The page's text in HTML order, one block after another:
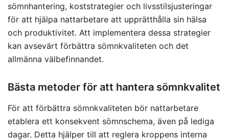
sömnhantering, koststrategier och livsstilsjusteringar
för att hjälpa nattarbetare att upprätthålla sin hälsa
och produktivitet. Att implementera dessa strategier
kan avsevärt förbättra sömnkvaliteten och det
allmänna välbefinnandet.
Bästa metoder för att hantera sömnkvalitet
För att förbättra sömnkvaliteten bör nattarbetare
etablera ett konsekvent sömnschema, även på lediga
dagar. Detta hjälper till att reglera kroppens interna